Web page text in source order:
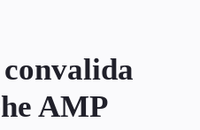
AMP